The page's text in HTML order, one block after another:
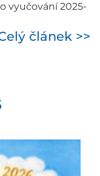
vyučování 2025-
článek >>